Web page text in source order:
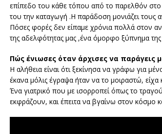
επίπεδο του κάθε τόπου από το παρελθόν στο
του την καταγωγή .Η παράδοση μονιάζει τους
Πόσες φορές δεν είπαμε χρόνια πολλά στον
της αδελφότητας μας ,ένα όμορφο ξύπνημα της
Πώς ένιωσες όταν άρχισες να παράγεις
Η αλήθεια είναι ότι ξεκίνησα να γράφω για
έκανα μόλις έγραψα ήταν να το μοιραστώ,
Ένα γιατρικό που με ισορροπεί όπως το
εκφράζουν, και έπειτα να βγαίνω στον